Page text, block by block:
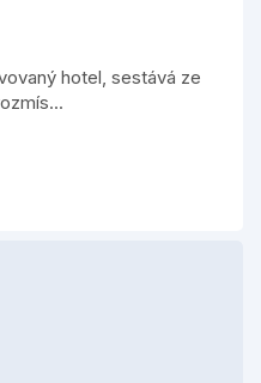
hotel, sestává ze